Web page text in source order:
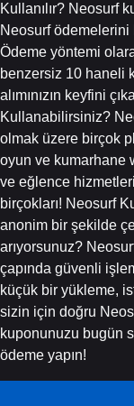
Kullanılır? Neosurf kuponunuzu kullanmak hızlı ve basittir:
Neosurf
Ödeme yöntemi olarak
benzersiz 10 haneli kodu girin. Ödemeyi
alımınızın keyfini çıkarın! Neosurf Kuponlarını
Kullanabilirsiniz? Neosurf kuponları, aşağıdakiler de dahil
olmak üzere birçok
oyun ve kumarhane
ve eğlence hizmetleri
birçokları! Neosurf Kuponunuzu Bugün Alın! Hızlı, güvenli ve
anonim bir şekilde
arıyorsunuz?
çapında güvenli
küçük bir yükleme,
sizin için doğru Neosurf
kuponunuzu bugün
ödeme yapın!